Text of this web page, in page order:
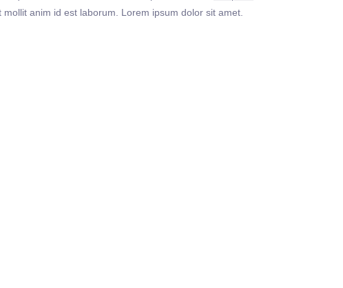
anim id est laborum. Lorem ipsum dolor sit amet.